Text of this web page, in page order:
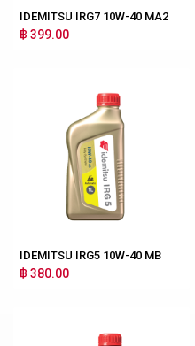
IDEMITSU IRG7 10W-40 MA2
฿ 399.00
IDEMITSU IRG5 10W-40 MB
฿ 380.00